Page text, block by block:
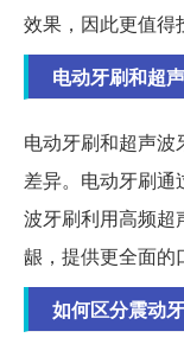
效果，因此更值得
电动牙刷和超
电动牙刷和超声波
差异。电动牙刷
波牙刷利用高频超
龈，提供更全面的
如何区分震动